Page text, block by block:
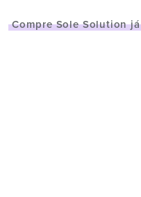
Compre Sole Solution já